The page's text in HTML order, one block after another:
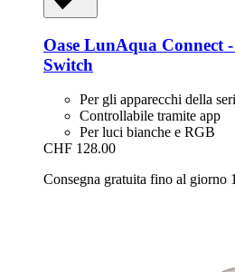
Oase LunAqua Connect
Switch
Per gli apparecchi della
Controllabile tramite app
Per luci bianche e RGB
CHF 128.00
Consegna gratuita fino al giorno